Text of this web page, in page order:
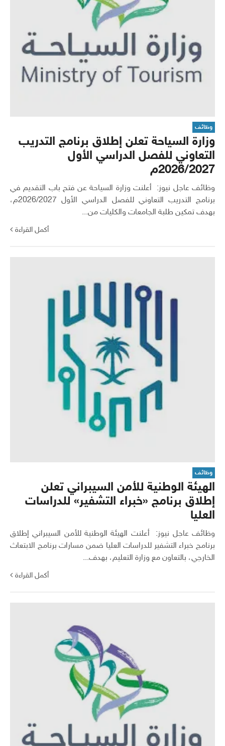
وظائف
وزارة السياحة تعلن إطلاق برنامج التدريب
التعاوني للفصل الدراسي الأول
2026/2027م
وظائف عاجل نيوز: أعلنت وزارة السياحة عن فتح باب التقديم في
برنامج التدريب التعاوني للفصل الدراسي الأول 2026/2027م،
بهدف تمكين طلبة الجامعات والكليات من...
أكمل القراءة
وظائف
الهيئة الوطنية للأمن السيبراني تعلن
إطلاق برنامج «خبراء التشفير» للدراسات
العليا
وظائف عاجل نيوز: أعلنت الهيئة الوطنية للأمن السيبراني إطلاق
برنامج خبراء التشفير للدراسات العليا ضمن مسارات برنامج الابتعاث
الخارجي، بالتعاون مع وزارة التعليم، بهدف...
أكمل القراءة